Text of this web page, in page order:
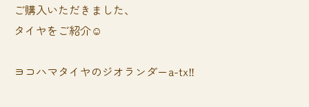
ご購入いただきました、
タイヤをご紹介☺️
ヨコハマタイヤのジオランダーa-tx‼️